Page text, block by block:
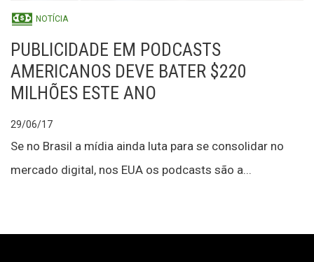
NOTÍCIA
PUBLICIDADE EM PODCASTS
AMERICANOS DEVE BATER $220
MILHÕES ESTE ANO
29/06/17
Se no Brasil a mídia ainda luta para se consolidar no
mercado digital, nos EUA os podcasts são a...